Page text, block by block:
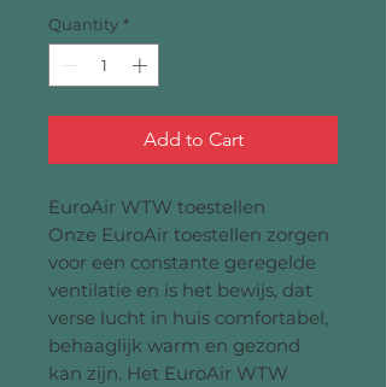
Quantity *
Add to Cart
EuroAir WTW toestellen
Onze EuroAir toestellen zorgen
voor een constante geregelde
ventilatie en is het bewijs, dat
verse lucht in huis comfortabel,
behaaglijk warm en gezond
kan zijn. Het EuroAir WTW